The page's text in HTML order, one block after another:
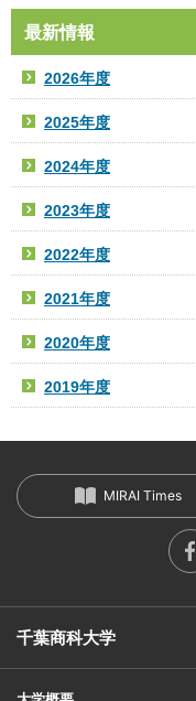
最新情報
2026年度
2025年度
2024年度
2023年度
2022年度
2021年度
2020年度
2019年度
千葉商科大学
MIRAI Times